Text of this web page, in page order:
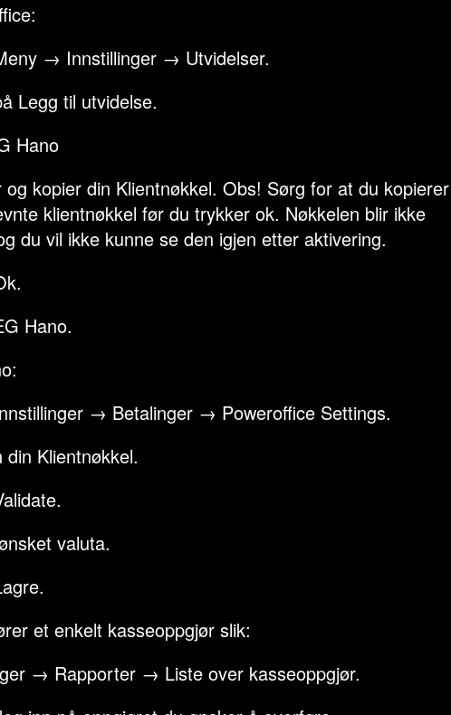
→ Innstillinger → Utvidelser.
Legg til utvidelse.
Hano
og kopier din Klientnøkkel. Obs! Sørg for at du kopierer
klientnøkkel før du trykker ok. Nøkkelen blir ikke
du vil ikke kunne se den igjen etter aktivering.
Hano.
→ Betalinger → Poweroffice Settings.
din Klientnøkkel.
valuta.
et enkelt kasseoppgjør slik:
→ Rapporter → Liste over kasseoppgjør.